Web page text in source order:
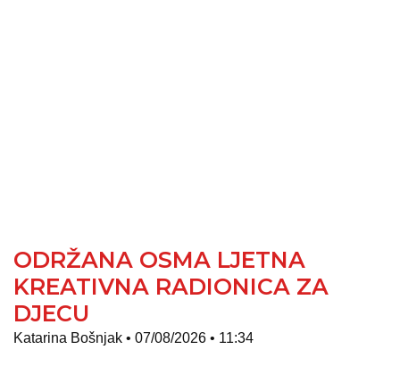
ODRŽANA OSMA LJETNA
KREATIVNA RADIONICA ZA
DJECU
Katarina Bošnjak 07/08/2026 11:34